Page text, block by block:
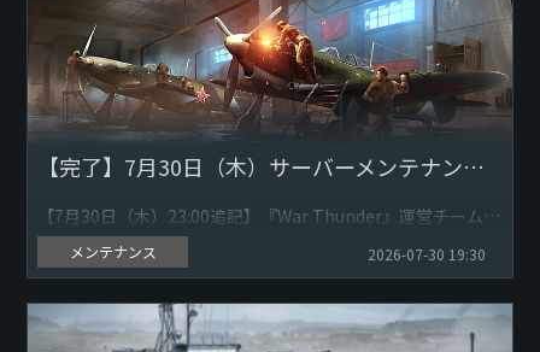
【完了】7月30日（木）サーバーメンテナンスのお知らせ
【7月30日（木）23:00追記】『War Thunder』運営チームで
す。開発会社Gaijin Entertainmentによるゲームサーバー上
における技術的な問題の修正対応...
メンテナンス 2026-07-30 19:30